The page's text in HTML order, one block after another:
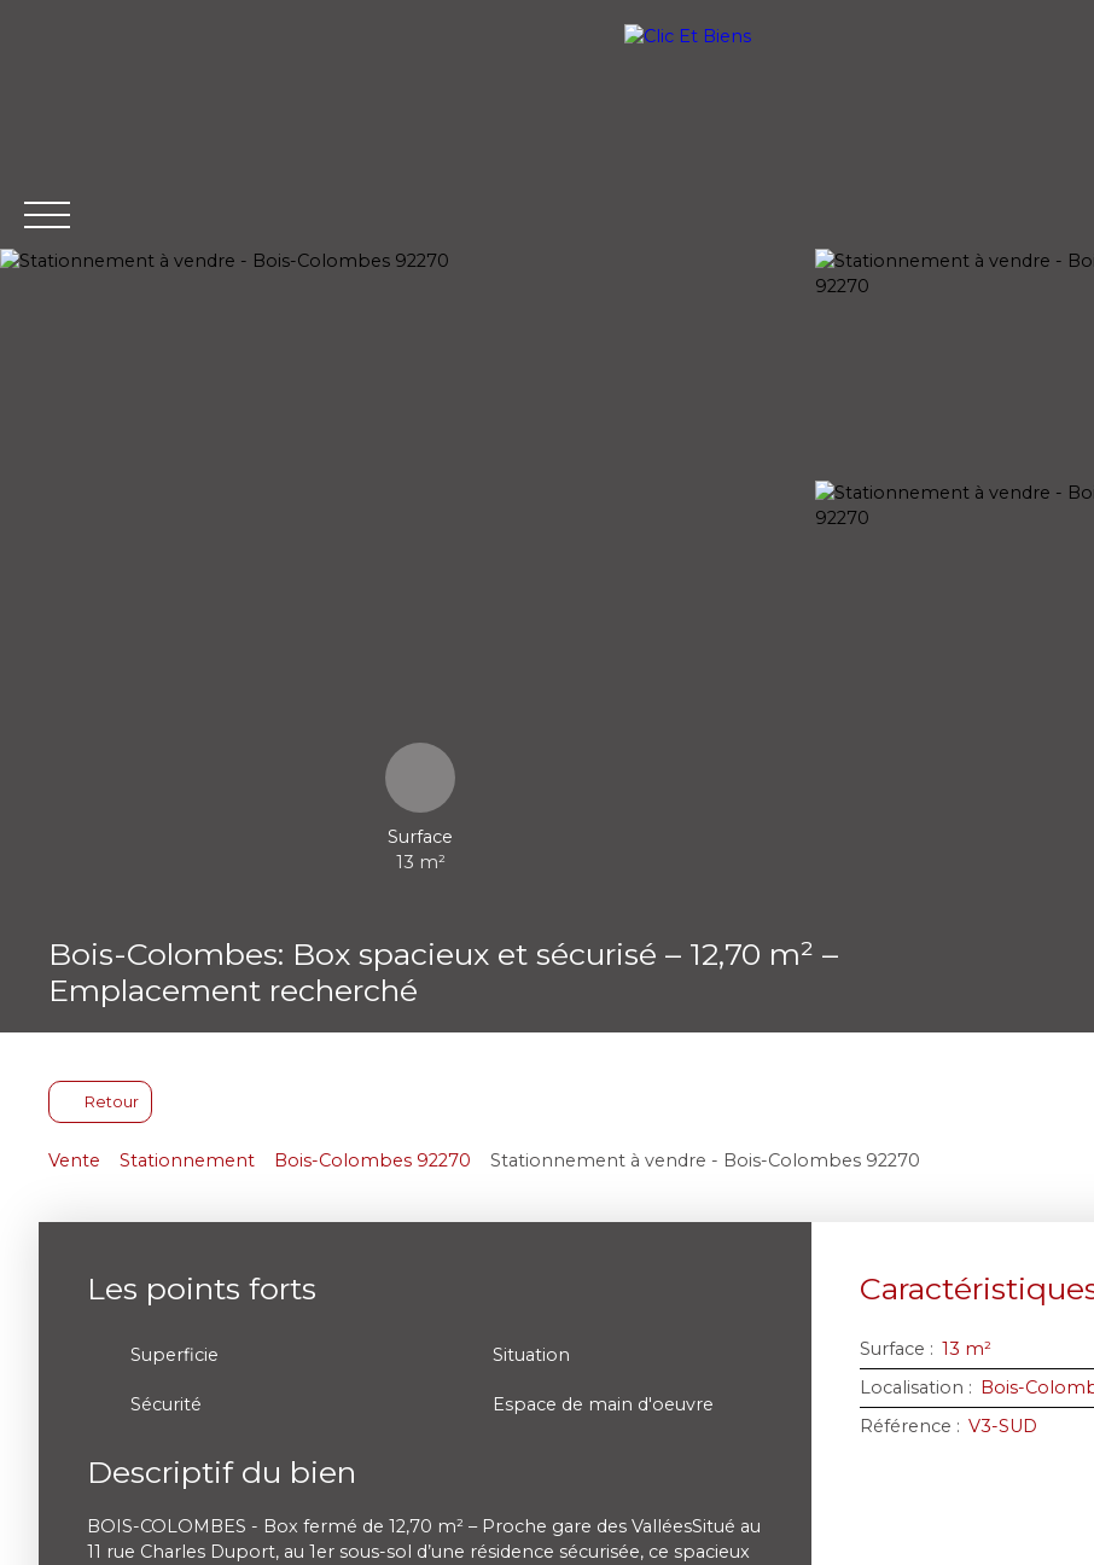
VENDRE
Surface
13 m²
Bois-Colombes: Box spacieux et sécurisé – 12,70 m² –
Emplacement recherché
Retour
Vente Stationnement Bois-Colombes 92270 Stationnement à vendre - Bois-Colombes 92270
Les points forts
Superficie Situation
Sécurité Espace de main d'oeuvre
Descriptif du bien
BOIS-COLOMBES - Box fermé de 12,70 m² – Proche gare des ValléesSitué au
11 rue Charles Duport, au 1er sous-sol d’une résidence sécurisée, ce spacieux
Surface : 13 m²
Localisation : Bois-
Référence : V3-SUD